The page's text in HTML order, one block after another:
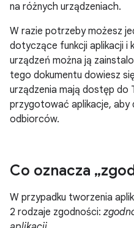
na różnych urządzeniach.
W razie potrzeby możesz
dotyczące funkcji aplikacji i
urządzeń można ją
tego dokumentu dowiesz
urządzenia mają dostęp do
przygotować aplikacje,
odbiorców.
Co oznacza
W przypadku tworzenia
2 rodzaje zgodności: